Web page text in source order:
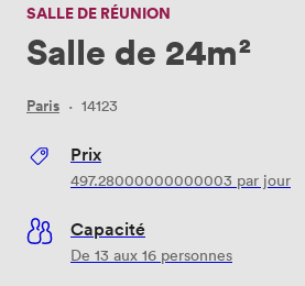
SALLE DE RÉUNION
Salle de 24m²
Paris · 14123
Prix
497.28000000000003 par jour
Capacité
De 13 aux 16 personnes